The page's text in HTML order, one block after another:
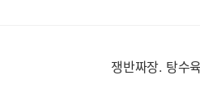
쟁반짜장. 탕수